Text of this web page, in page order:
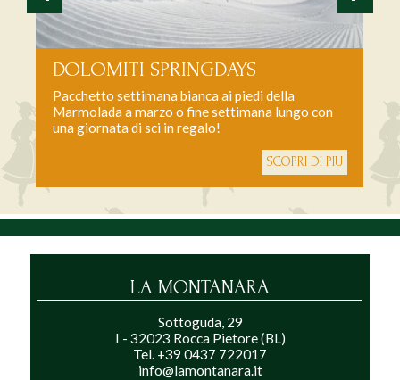
DOLOMITI SPRINGDAYS
Pacchetto settimana bianca ai piedi della
Marmolada a marzo o fine settimana lungo con
una giornata di sci in regalo!
SCOPRI DI PIU
LA MONTANARA
Sottoguda, 29
I - 32023 Rocca Pietore (BL)
Tel. +39 0437 722017
info@lamontanara.it